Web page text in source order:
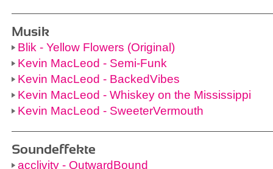
Musik
Blik - Yellow Flowers (Original)
Kevin MacLeod - Semi-Funk
Kevin MacLeod - BackedVibes
Kevin MacLeod - Whiskey on the Mississippi
Kevin MacLeod - SweeterVermouth
Soundeffekte
acclivity - OutwardBound